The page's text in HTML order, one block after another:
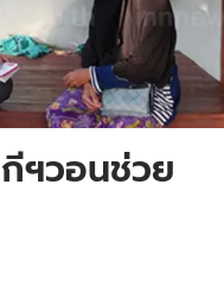
ฯวอนช่วย